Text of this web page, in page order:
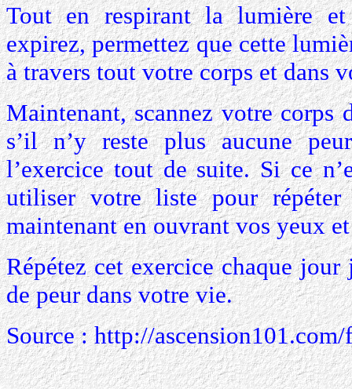
Tout en respirant la lumière
expirez, permettez que cette
à travers tout votre corps et dans
Maintenant, scannez votre corps
s’il n’y reste plus aucune
l’exercice tout de suite. Si ce
utiliser votre liste pour répéter
maintenant en ouvrant vos yeux
Répétez cet exercice chaque
de peur dans votre vie.
Source :http://